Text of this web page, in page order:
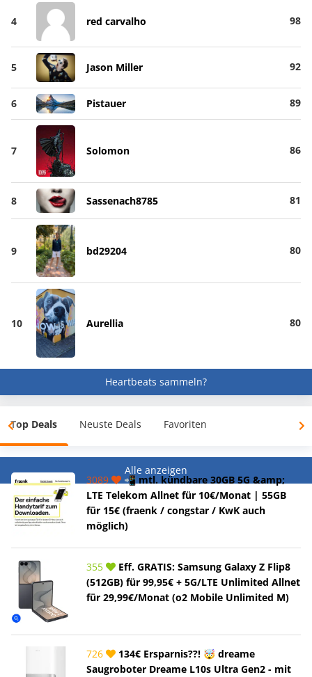
4 red carvalho 98
5 Jason Miller 92
6 Pistauer 89
7 Solomon 86
8 Sassenach8785 81
9 bd29204 80
10 Aurellia 80
Heartbeats sammeln?
Top Deals Neuste Deals Favoriten
Alle anzeigen
3089
📲 mtl. kündbare 30GB 5G &amp;
LTE Telekom Allnet für 10€/Monat | 55GB
für 15€ (fraenk / congstar / KwK auch
möglich)
355
Eff. GRATIS: Samsung Galaxy Z Flip8
(512GB) für 99,95€ + 5G/LTE Unlimited Allnet
für 29,99€/Monat (o2 Mobile Unlimited M)
726
134€ Ersparnis??! 🤯 dreame
Saugroboter Dreame L10s Ultra Gen2 - mit